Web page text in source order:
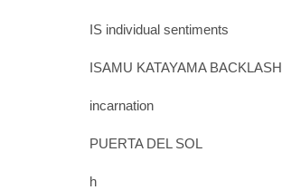
IS individual sentiments
ISAMU KATAYAMA BACKLASH
incarnation
PUERTA DEL SOL
h